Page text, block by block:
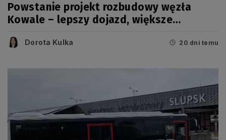
Powstanie projekt rozbudowy węzła
Kowale – lepszy dojazd, większe
Dorota Kulka 20 dni temu